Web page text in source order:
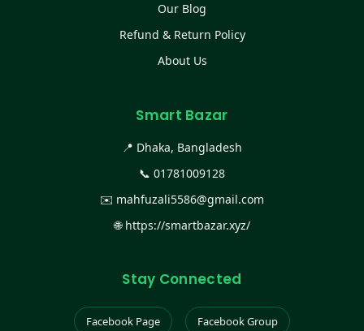
Our Blog
Refund & Return Policy
About Us
Smart Bazar
📍 Dhaka, Bangladesh
📞 01781009128
✉️ mahfuzali5586@gmail.com
🌐 https://smartbazar.xyz/
Stay Connected
Facebook Page Facebook Group